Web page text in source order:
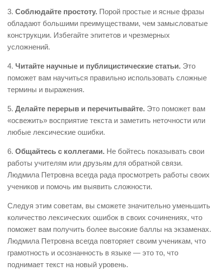
3. Соблюдайте простоту. Порой простые и ясные фразы
обладают большими преимуществами, чем замысловатые
конструкции. Избегайте эпитетов и чрезмерных
усложнений.
4. Читайте научные и публицистические статьи. Это
поможет вам научиться правильно использовать сложные
термины и выражения.
5. Делайте перерыв и перечитывайте. Это поможет вам
«освежить» восприятие текста и заметить неточности или
любые лексические ошибки.
6. Общайтесь с коллегами. Не бойтесь показывать свои
работы учителям или друзьям для обратной связи.
Людмила Петровна всегда рада просмотреть работы своих
учеников и помочь им выявить сложности.
Следуя этим советам, вы сможете значительно уменьшить
количество лексических ошибок в своих сочинениях, что
поможет вам получить более высокие баллы на экзаменах.
Людмила Петровна всегда повторяет своим ученикам, что
грамотность и осознанность в языке — это то, что
поднимает текст на новый уровень.